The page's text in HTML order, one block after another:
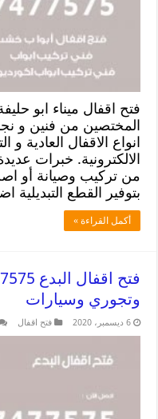
فتح اقفال ميناء ابو
المختصين من فنين و
انواع الاقفال العادية و
الالكترونية. خبرات
من تركيب وصيانة أو
بتوفير القطع
أكمل القراءة »
وتجوري وسيارات
6 ديسمبر، 2020 فتح اقفال